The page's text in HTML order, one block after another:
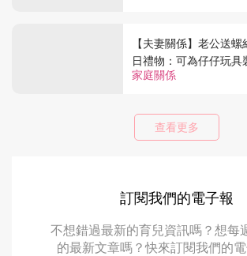
家庭關係
【夫妻關係】老公送
日禮物：可為仔仔玩
應該只剩下「孩子的媽
查看更多
訂閱我們的電子報
不想錯過最新的育兒資訊嗎？想每
的最新文章嗎？快來訂閱我們的電